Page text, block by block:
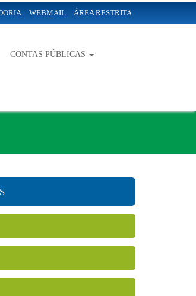
WEBMAIL ÁREA RESTRITA
CONTAS PÚBLICAS